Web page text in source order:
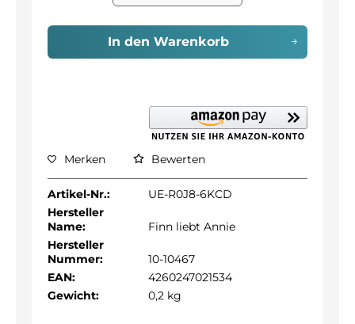
In den Warenkorb
Merken Bewerten
Artikel-Nr.:
UE-R0J8-6KCD
Hersteller
Name:
Finn liebt Annie
Hersteller
Nummer:
10-10467
EAN:
4260247021534
Gewicht:
0,2 kg